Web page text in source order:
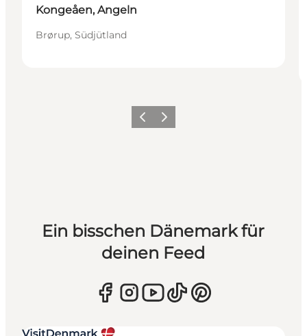
Kongeåen, Angeln
Brørup, Südjütland
ZurückWeiter
Ein bisschen Dänemark für
deinen Feed